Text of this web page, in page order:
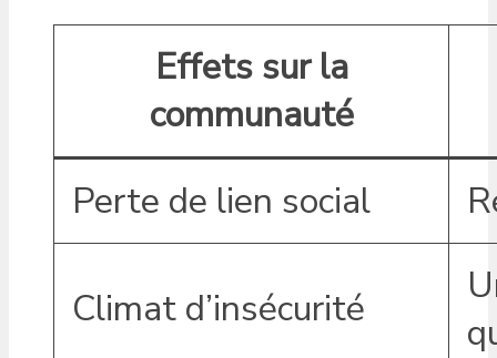
Effets sur la
communauté
Perte de lien social
Climat d’insécurité